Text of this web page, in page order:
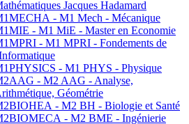
Jacques Hadamard
- M1 Mech - Mécanique
- M1 MiE - Master en Economie
- M1 MPRI - Fondements de
- M1 PHYS - Physique
- M2 AAG - Analyse,
Géométrie
- M2 BH - Biologie et Santé
- M2 BME - Ingénierie